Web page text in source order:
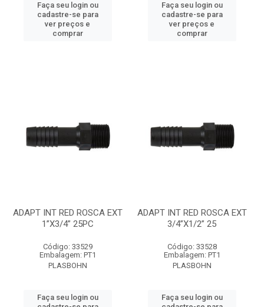
Faça seu login ou
cadastre-se para
ver preços e
comprar
Faça seu login ou
cadastre-se para
ver preços e
comprar
ADAPT INT RED ROSCA EXT
1”X3/4” 25PC
Código: 33529
Embalagem: PT1
PLASBOHN
Faça seu login ou
ADAPT INT RED ROSCA EXT
3/4”X1/2” 25
Código: 33528
Embalagem: PT1
PLASBOHN
Faça seu login ou